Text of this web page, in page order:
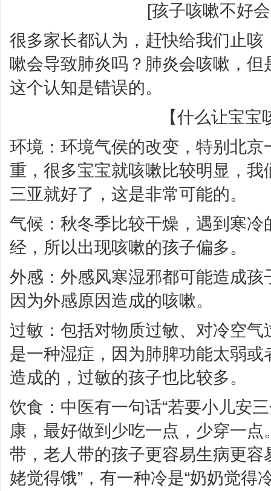
[孩子咳嗽不好
很多家长都认为，赶快给我们止
嗽会导致肺炎吗？肺炎会咳嗽，
这个认知是错误的。
【什么让宝宝
环境：环境气侯的改变，特别北
重，很多宝宝就咳嗽比较明显，
三亚就好了，这是非常可能的。
气候：秋冬季比较干燥，遇到寒
经，所以出现咳嗽的孩子偏多。
外感：外感风寒湿邪都可能造成
因为外感原因造成的咳嗽。
过敏：包括对物质过敏、对冷空
是一种湿症，因为肺脾功能太弱
造成的，过敏的孩子也比较多。
饮食：中医有一句话“若要小儿安
康，最好做到少吃一点，少穿一
带，老人带的孩子更容易生病更容
姥觉得饿”，有一种冷是“奶奶觉得